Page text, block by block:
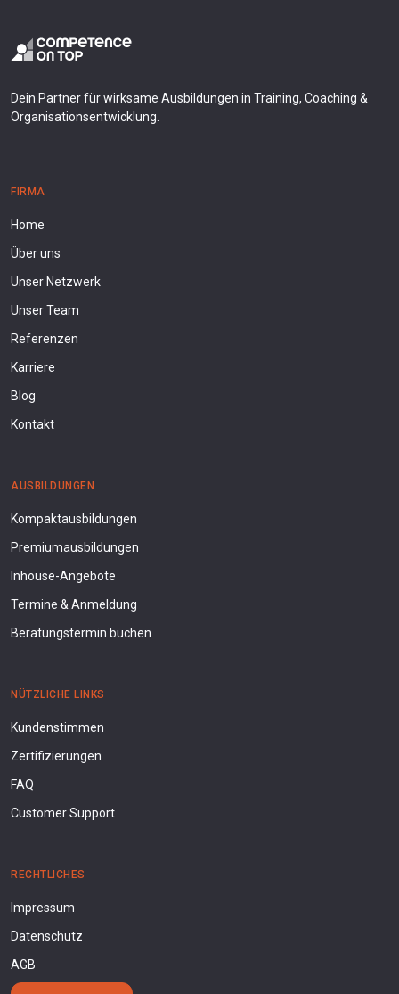
Dein Partner für wirksame Ausbildungen in Training, Coaching &
Organisationsentwicklung.
FIRMA
Home
Über uns
Unser Netzwerk
Unser Team
Referenzen
Karriere
Blog
Kontakt
AUSBILDUNGEN
Kompaktausbildungen
Premiumausbildungen
Inhouse-Angebote
Termine & Anmeldung
Beratungstermin buchen
NÜTZLICHE LINKS
Kundenstimmen
Zertifizierungen
FAQ
Customer Support
RECHTLICHES
Impressum
Datenschutz
AGB